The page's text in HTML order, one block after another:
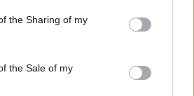
usage behaviour. You may click to
Google and its third-party tags to
specified purposes in below Google
the Sharing of my
the Sale of my